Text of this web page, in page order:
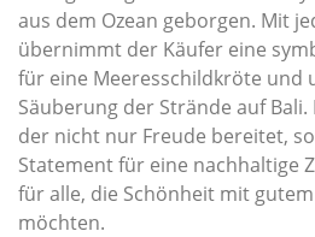
aus dem Ozean geborgen. Mit
übernimmt der Käufer eine
für eine Meeresschildkröte und
Säuberung der Strände auf
der nicht nur Freude bereitet,
Statement für eine nachhaltige
für alle, die Schönheit mit
möchten.